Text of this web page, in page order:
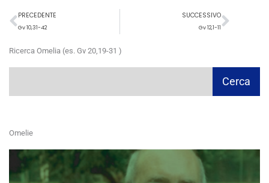
Precedente
PRECEDENTE
Gv 10,31-42
SUCCESSIVO
Gv 12,1-11
Ricerca Omelia (es. Gv 20,19-31 )
Cerca
Omelie